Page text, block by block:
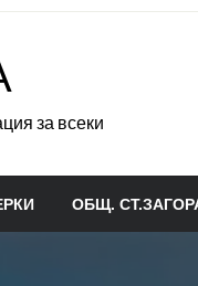
за всеки
ОБЩ.